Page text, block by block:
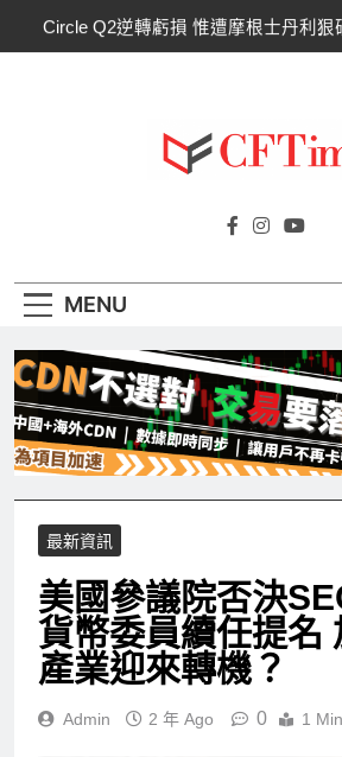
Circle Q2逆轉虧損 惟遭摩根士丹利狠
比特幣失守關鍵阻力帶！50日SMA
63,600美元未收復，下
Circle Q2逆轉虧損 惟遭摩根士丹利狠
CLARITY法案60票門檻仍差關鍵缺
Cftime.io
AI（ChatGPT）、
MENU
最新資訊
美國參議院否決
貨幣委員續任提名
產業迎來轉機？
Admin 2 年 Ago 0 1